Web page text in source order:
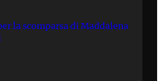
la scomparsa di Maddalena